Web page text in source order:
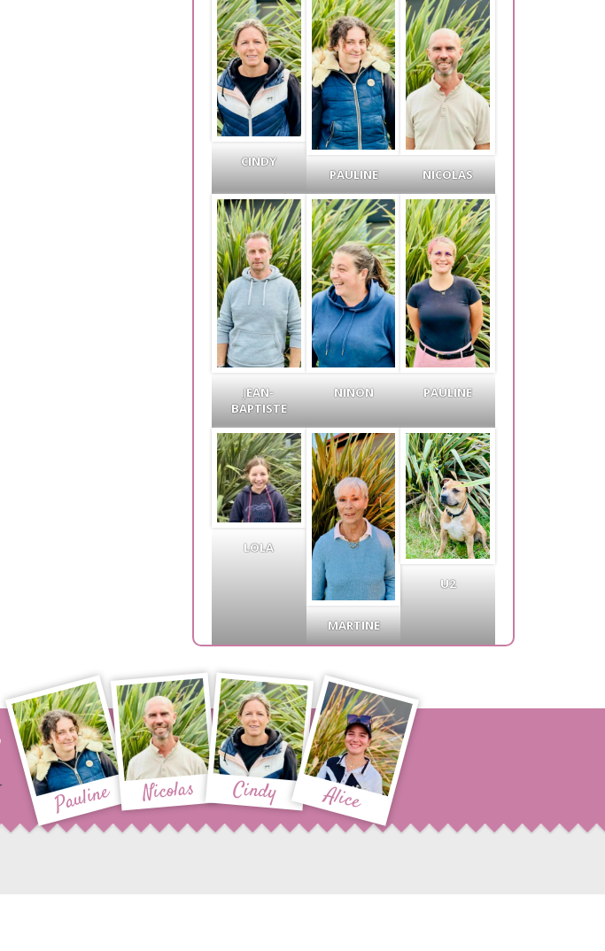
CINDY
PAULINE
NICOLAS
JEAN-
BAPTISTE
NINON PAULINE
LOLA
MARTINE
U2
Pauline Nicolas Cindy Alice